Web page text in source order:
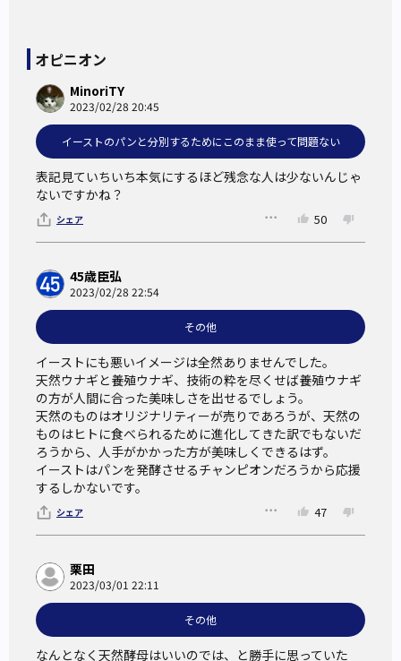
ばりんご）の残渣（カス）も残るので、それが独自の味わい
となる。いつも同じように、安全なパンを焼くには熟練の技
術を要するが、そうした手間のかかる作業の途中までを専門
業者に委ね、市販の種を使う簡易な方法もある。
イーストが製造販売される以前に行われていた伝統的なやり
かたは、種起こしや種継ぎに相当な手間や時間がかかるが、
個性的なパンが焼ける。それは消費者に向けて、一つの価値
としてアピールできるものである。それを「天然酵母のパ
ただし、その店（職人）だけのスペシャル感というものは、
「天然酵母のパン」と記されていることより、原材料や製法
の特別さについて、また由来となった酵母や培養基につい
て、説明されたときに伝わってくるものである。
また、「天然」という言葉のもつ「なんとなく良さそう」な
イメージで、自分のパンを魅力的に見せたいために「天然酵
母」と記す場合もあると思われる。なかには、「イースト」
をよくないもの、「天然酵母」をよいものだと思っていて、
差別化を図りたい人もいるかもしれない。その場合、天然酵
「天然酵母のパン」といってもいろいろな種類があり、原材
料の質や配合、製法、その調整をする職人のセンスと技術な
どの要素があり、「天然酵母のパンだからおいしい/まず
オピニオン
MinoriTY
2023/02/28 20:45
イーストのパンと分別するためにこのまま使って問題ない
表記見ていちいち本気にするほど残念な人は少ないんじゃ
ないですかね？
シェア 50
45歳臣弘
2023/02/28 22:54
その他
イーストにも悪いイメージは全然ありませんでした。
天然ウナギと養殖ウナギ、技術の粋を尽くせば養殖ウナギ
の方が人間に合った美味しさを出せるでしょう。
天然のものはオリジナリティーが売りであろうが、天然の
ものはヒトに食べられるために進化してきた訳でもないだ
ろうから、人手がかかった方が美味しくできるはず。
イーストはパンを発酵させるチャンピオンだろうから応援
するしかないです。
シェア 47
栗田
2023/03/01 22:11
その他
なんとなく天然酵母はいいのでは、と勝手に思っていた